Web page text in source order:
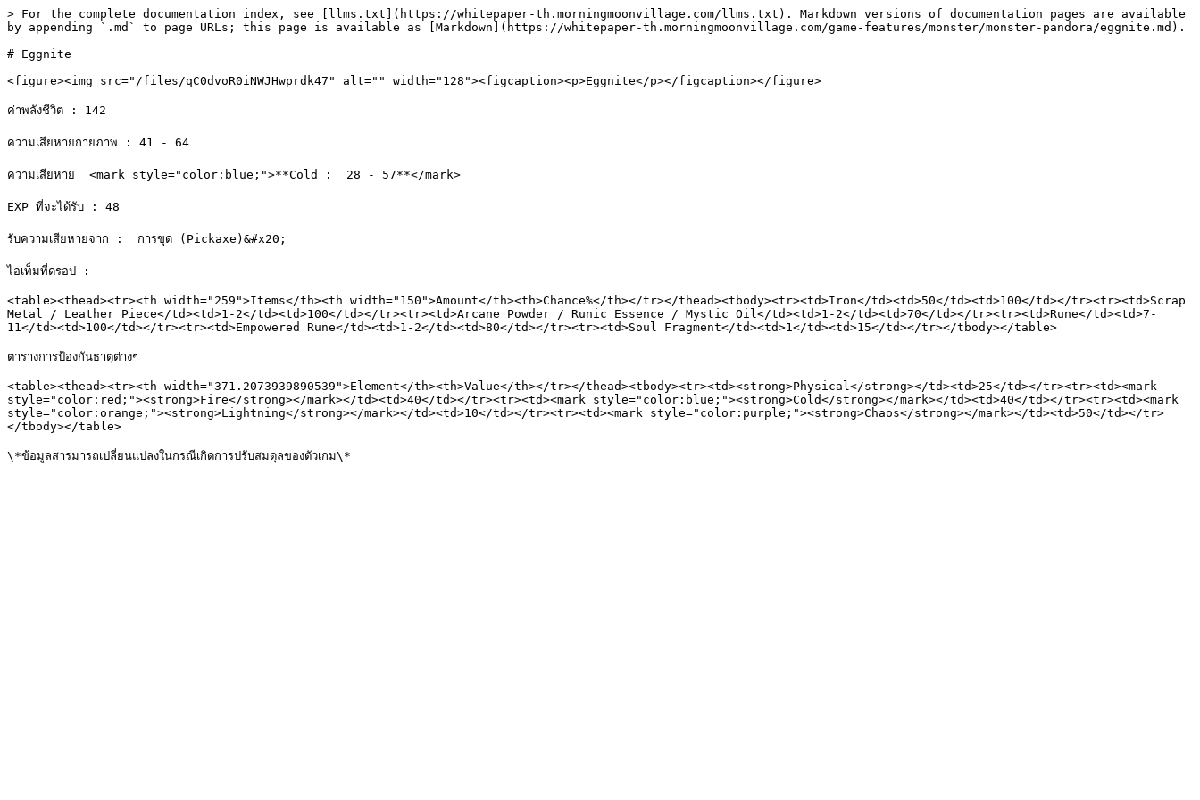
> For the complete documentation index, see [llms.txt](https://whitepaper-th.morningmoonvillage.com/llms.txt). Markdown versions of documentation pages are available
by appending `.md` to page URLs; this page is available as [Markdown](https://whitepaper-th.morningmoonvillage.com/game-features/monster/monster-pandora/eggnite.md).
# Eggnite
<figure><img src="/files/qC0dvoR0iNWJHwprdk47" alt="" width="128"><figcaption><p>Eggnite</p></figcaption></figure>
ค่าพลังชีวิต : 142
ความเสียหายกายภาพ : 41 - 64
ความเสียหาย  <mark style="color:blue;">**Cold :  28 - 57**</mark>
EXP ที่จะได้รับ : 48
รับความเสียหายจาก :  การขุด (Pickaxe)&#x20;
ไอเท็มที่ดรอป :
<table><thead><tr><th width="259">Items</th><th width="150">Amount</th><th>Chance%</th></tr></thead><tbody><tr><td>Iron</td><td>50</td><td>100</td></tr><tr><td>Scrap
Metal / Leather Piece</td><td>1-2</td><td>100</td></tr><tr><td>Arcane Powder / Runic Essence / Mystic Oil</td><td>1-2</td><td>70</td></tr><tr><td>Rune</td><td>7-
11</td><td>100</td></tr><tr><td>Empowered Rune</td><td>1-2</td><td>80</td></tr><tr><td>Soul Fragment</td><td>1</td><td>15</td></tr></tbody></table>
ตารางการป้องกันธาตุต่างๆ
<table><thead><tr><th width="371.2073939890539">Element</th><th>Value</th></tr></thead><tbody><tr><td><strong>Physical</strong></td><td>25</td></tr><tr><td><mark
style="color:red;"><strong>Fire</strong></mark></td><td>40</td></tr><tr><td><mark style="color:blue;"><strong>Cold</strong></mark></td><td>40</td></tr><tr><td><mark
style="color:orange;"><strong>Lightning</strong></mark></td><td>10</td></tr><tr><td><mark style="color:purple;"><strong>Chaos</strong></mark></td><td>50</td></tr>
</tbody></table>